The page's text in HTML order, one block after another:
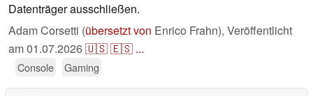
Datenträger ausschließen.
Adam Corsetti (übersetzt von Enrico Frahn), Veröffentlicht
am01.07.2026🇺🇸🇪🇸 ...
Console Gaming